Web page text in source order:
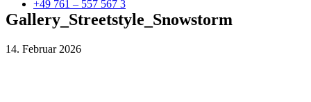
+49 761 – 557 567 3
Gallery_Streetstyle_Snowstorm
14. Februar 2026